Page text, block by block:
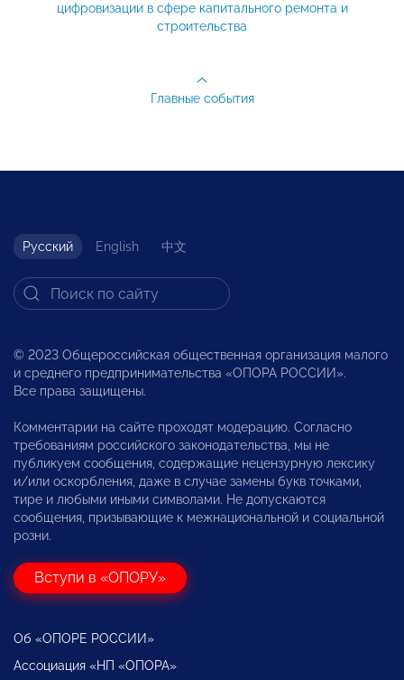
цифровизации в сфере капитального ремонта и
строительства
Главные события
Русский English 中文
© 2023 Общероссийская общественная организация малого
и среднего предпринимательства «ОПОРА РОССИИ».
Все права защищены.
Комментарии на сайте проходят модерацию. Согласно
требованиям российского законодательства, мы не
публикуем сообщения, содержащие нецензурную лексику
и/или оскорбления, даже в случае замены букв точками,
тире и любыми иными символами. Не допускаются
сообщения, призывающие к межнациональной и социальной
розни.
Вступи в «ОПОРУ»
Об «ОПОРЕ РОССИИ»
Ассоциация «НП «ОПОРА»